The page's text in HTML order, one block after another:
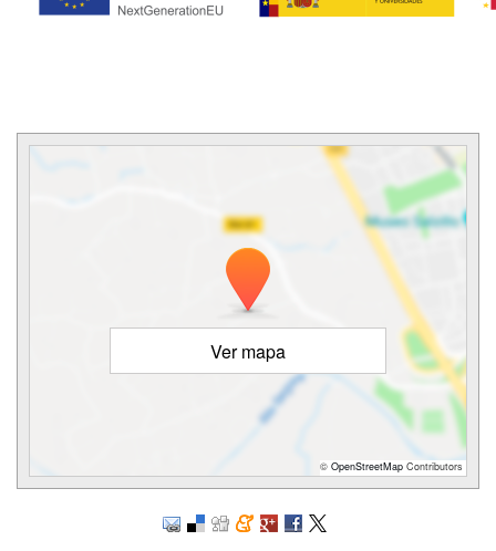
Ver mapa
© OpenStreetMap Contributors